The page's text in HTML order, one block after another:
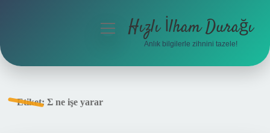
menüyüHızlı İlham Durağı
Anlık bilgilerle zihnini tazele!
Etiket: Σ ne işe yarar